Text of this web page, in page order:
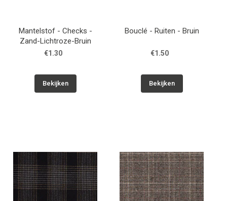
Mantelstof - Checks -
Zand-Lichtroze-Bruin
€1.30
Bekijken
Bouclé - Ruiten - Bruin
€1.50
Bekijken